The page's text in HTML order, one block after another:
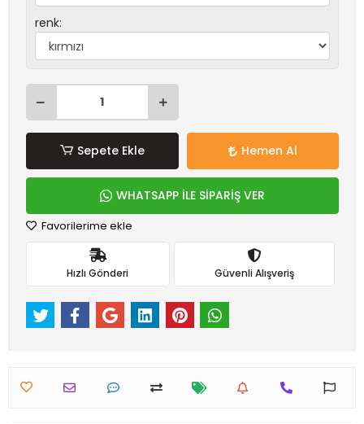
renk:
Sepete Ekle Hemen Al
WHATSAPP İLE SİPARİŞ VER
Favorilerime ekle
Hızlı Gönderi Güvenli Alışveriş